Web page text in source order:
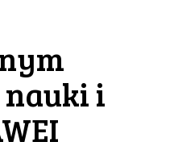
nauki i